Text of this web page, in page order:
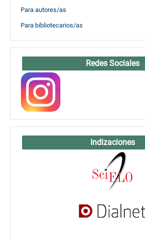
Para autores/as
Para bibliotecarios/as
Redes Sociales
Indizaciones